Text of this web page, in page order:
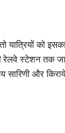
को
रेलवे स्टेशन तक
सारिणी और